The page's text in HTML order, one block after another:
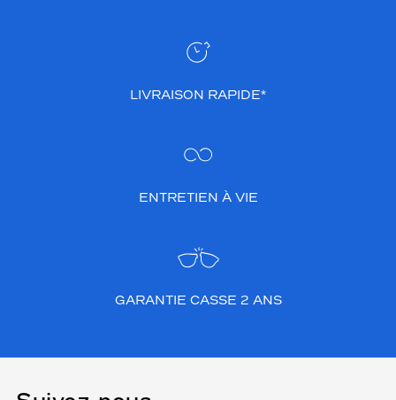
LIVRAISON RAPIDE*
ENTRETIEN À VIE
GARANTIE CASSE 2 ANS